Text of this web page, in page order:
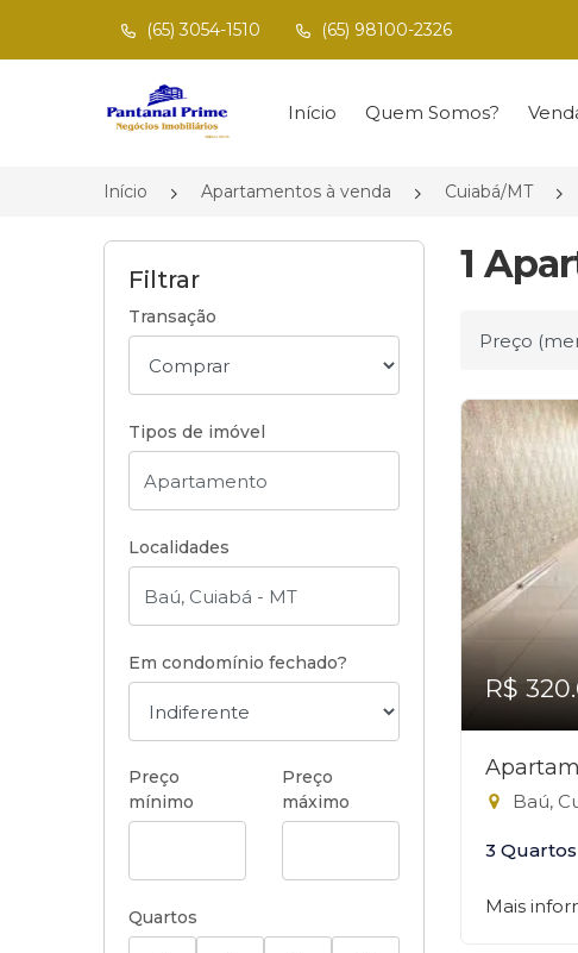
(65) 3054-1510 (65) 98100-2326
Página inicial
Início Quem Somos?
Início Apartamentos à venda Cuiabá/MT
Filtrar
Transação
Tipos de imóvel
Localidades
Em condomínio fechado?
Preço
mínimo
Preço
máximo
Quartos
1
Ordenar por
R$
Baú,
3 Quartos
Mais